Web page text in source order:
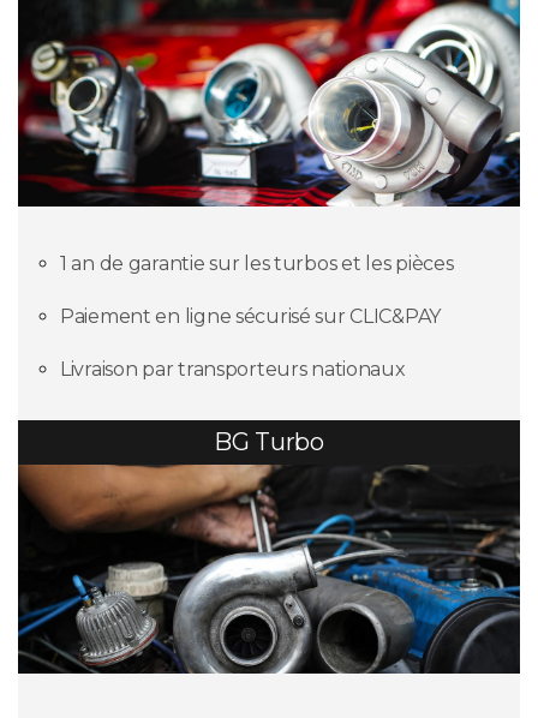
1 an de garantie sur les turbos et les pièces
Paiement en ligne sécurisé sur CLIC&PAY
Livraison par transporteurs nationaux
BG Turbo